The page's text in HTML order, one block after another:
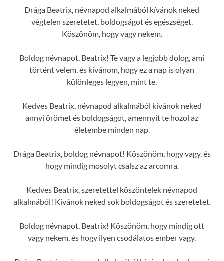
Drága Beatrix, névnapod alkalmából kívánok neked
végtelen szeretetet, boldogságot és egészséget.
Köszönöm, hogy vagy nekem.
Boldog névnapot, Beatrix! Te vagy a legjobb dolog, ami
történt velem, és kívánom, hogy ez a nap is olyan
különleges legyen, mint te.
Kedves Beatrix, névnapod alkalmából kívánok neked
annyi örömet és boldogságot, amennyit te hozol az
életembe minden nap.
Drága Beatrix, boldog névnapot! Köszönöm, hogy vagy, és
hogy mindig mosolyt csalsz az arcomra.
Kedves Beatrix, szeretettel köszöntelek névnapod
alkalmából! Kívánok neked sok boldogságot és szeretetet.
Boldog névnapot, Beatrix! Köszönöm, hogy mindig ott
vagy nekem, és hogy ilyen csodálatos ember vagy.